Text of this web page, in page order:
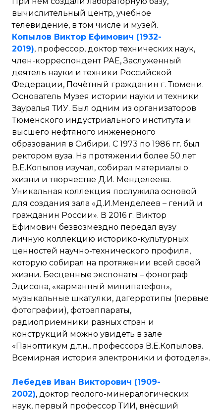
вычислительный центр, учебное
телевидение, в том числе и музей.
Копылов Виктор Ефимович (1932-
2019), профессор, доктор технических наук,
член-корреспондент РАЕ, Заслуженный
деятель науки и техники Российской
Федерации, Почётный гражданин г. Тюмени.
Основатель Музея истории науки и техники
Зауралья ТИУ. Был одним из организаторов
Тюменского индустриального института и
высшего нефтяного инженерного
образования в Сибири. С 1973 по 1986 гг. был
ректором вуза. На протяжении более 50 лет
В.Е.Копылов изучал, собирал материалы о
жизни и творчестве Д.И. Менделеева.
Уникальная коллекция послужила основой
для создания зала «Д.И.Менделеев – гений и
гражданин России». В 2016 г. Виктор
Ефимович безвозмездно передал вузу
личную коллекцию историко-культурных
ценностей научно-технического профиля,
которую собирал на протяжении всей своей
жизни. Бесценные экспонаты – фонограф
Эдисона, «карманный минипатефон»,
музыкальные шкатулки, дагерротипы (первые
фотографии), фотоаппараты,
радиоприемники разных стран и
конструкций можно увидеть в зале
«Паноптикум д.т.н., профессора В.Е.Копылова.
Всемирная история электроники и фотодела».
Лебедев Иван Викторович (1909-
2002), доктор геолого-минералогических
наук, первый профессор ТИИ, внёсший